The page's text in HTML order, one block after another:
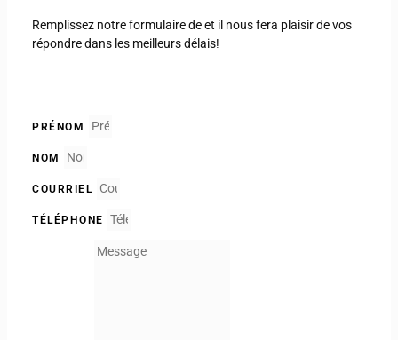
Remplissez notre formulaire de et il nous fera plaisir de vos
répondre dans les meilleurs délais!
PRÉNOM
NOM
COURRIEL
TÉLÉPHONE